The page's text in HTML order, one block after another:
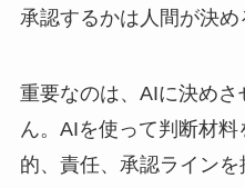
承認するかは人間が決め
重要なのは、AIに決め
ん。AIを使って判断材
的、責任、承認ライン